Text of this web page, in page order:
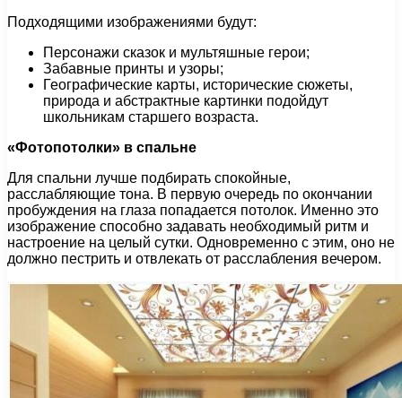
Подходящими изображениями будут:
Персонажи сказок и мультяшные герои;
Забавные принты и узоры;
Географические карты, исторические сюжеты,
природа и абстрактные картинки подойдут
школьникам старшего возраста.
«Фотопотолки» в спальне
Для спальни лучше подбирать спокойные,
расслабляющие тона. В первую очередь по окончании
пробуждения на глаза попадается потолок. Именно это
изображение способно задавать необходимый ритм и
настроение на целый сутки. Одновременно с этим, оно не
должно пестрить и отвлекать от расслабления вечером.